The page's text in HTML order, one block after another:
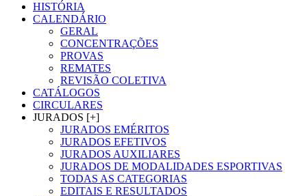
HISTÓRIA
CALENDÁRIO
GERAL
CONCENTRAÇÕES
PROVAS
REMATES
REVISÃO COLETIVA
CATÁLOGOS
CIRCULARES
JURADOS [+]
JURADOS EMÉRITOS
JURADOS EFETIVOS
JURADOS AUXILIARES
JURADOS DE MODALIDADES ESPORTIVAS
TODAS AS CATEGORIAS
EDITAIS E RESULTADOS